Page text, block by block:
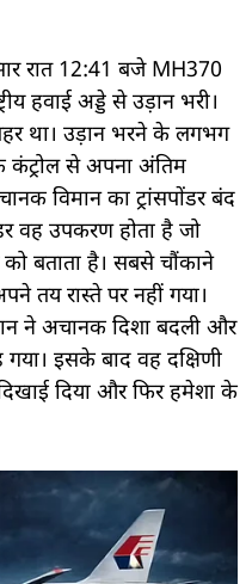
रात 12:41 बजे MH370
हवाई अड्डे से उड़ान भरी।
था। उड़ान भरने के लगभग
कंट्रोल से अपना अंतिम
विमान का ट्रांसपोंडर बंद
वह उपकरण होता है जो
को बताता है। सबसे चौंकाने
तय रास्ते पर नहीं गया।
ने अचानक दिशा बदली और
इसके बाद वह दक्षिणी
दिया और फिर हमेशा के